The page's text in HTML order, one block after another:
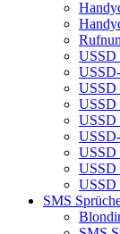
USSD
USSD
USSD
USSD
USSD
USSD
USSD
SMS